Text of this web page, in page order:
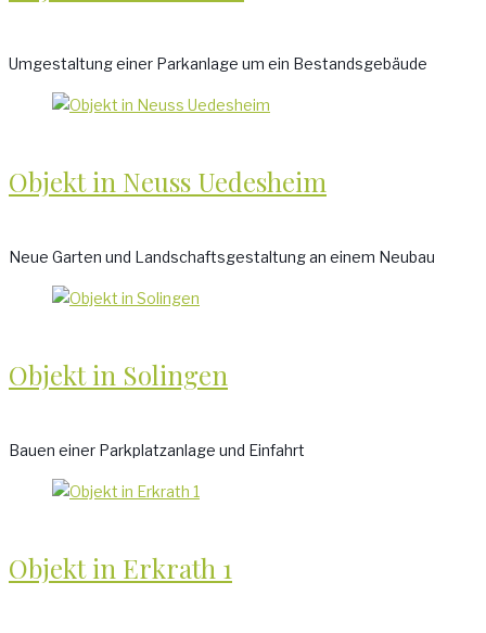
Umgestaltung einer Parkanlage um ein Bestandsgebäude
Objekt in Neuss Uedesheim
Neue Garten und Landschaftsgestaltung an einem Neubau
Objekt in Solingen
Bauen einer Parkplatzanlage und Einfahrt
Objekt in Erkrath 1